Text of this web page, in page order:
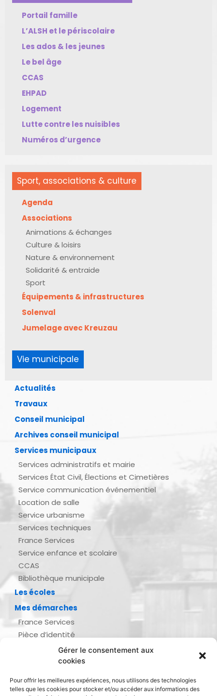
Gérer le consentement aux
cookies
Pour offrir les meilleures expériences, nous utilisons des technologies
telles que les cookies pour stocker et/ou accéder aux informations des
Portail famille
L’ALSH et le périscolaire
Les ados & les jeunes
Le bel âge
CCAS
EHPAD
Logement
Lutte contre les nuisibles
Numéros d’urgence
Sport, associations & culture
Agenda
Associations
Animations & échanges
Culture & loisirs
Nature & environnement
Solidarité & entraide
Sport
Équipements & infrastructures
Solenval
Jumelage avec Kreuzau
Vie municipale
Actualités
Travaux
Conseil municipal
Archives conseil municipal
Services municipaux
Services administratifs et mairie
Services État Civil, Élections et Cimetières
Service communication événementiel
Location de salle
Service urbanisme
Services techniques
France Services
Service enfance et scolaire
CCAS
Bibliothèque municipale
Les écoles
Mes démarches
France Services
Pièce d’identité
Demande d’actes d’état civil
Inscription listes électorales